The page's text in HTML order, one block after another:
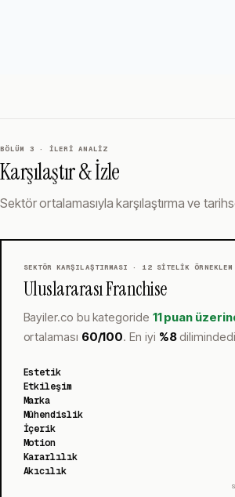
BÖLÜM 3 · İLERI ANALIZ
Karşılaştır & İzle
Sektör ortalamasıyla karşılaştırma ve
SEKTÖR KARŞILAŞTIRMASI · 12SITELIK ÖRNEKLEM
Uluslararası Franchise
Bayiler.co bu kategoride 11 puan
ortalaması 60/100. En iyi %8
Estetik
Etkileşim
Marka
Mühendislik
İçerik
Motion
Kararlılık
Akıcılık